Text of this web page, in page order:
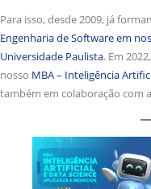
Para isso, desde 2009, já
Engenharia de Software em
Universidade Paulista. Em
nosso MBA – Inteligência
também em colaboração com